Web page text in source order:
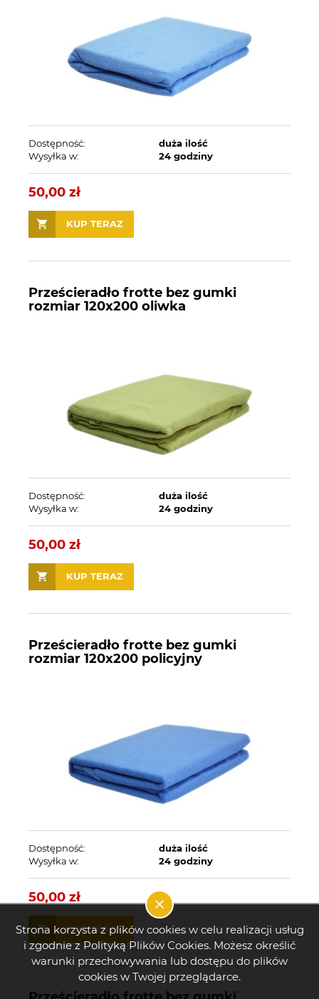
Strona korzysta z plików cookies w celu realizacji usług
i zgodnie z Polityką Plików Cookies. Możesz określić
warunki przechowywania lub dostępu do plików
cookies w Twojej przeglądarce.
Dostępność:
duża ilość
Wysyłka w:
24 godziny
50,00 zł
KUP TERAZ
Prześcieradło frotte bez gumki
rozmiar 120x200 oliwka
Dostępność:
duża ilość
Wysyłka w:
24 godziny
50,00 zł
KUP TERAZ
Prześcieradło frotte bez gumki
rozmiar 120x200 policyjny
Dostępność:
duża ilość
Wysyłka w:
24 godziny
50,00 zł
KUP TERAZ